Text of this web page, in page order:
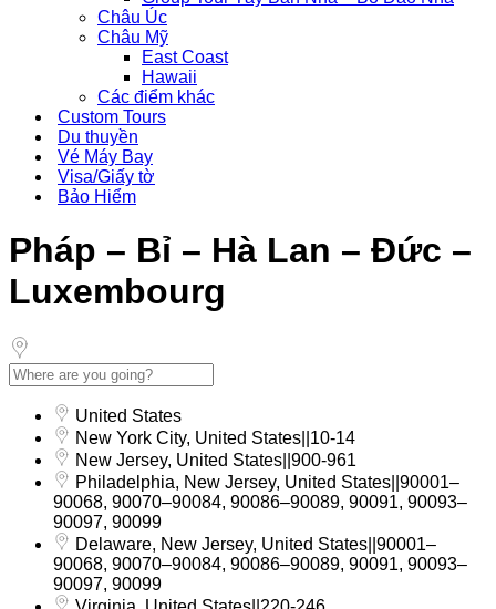
Châu Úc
Châu Mỹ
East Coast
Hawaii
Các điểm khác
Custom Tours
Du thuyền
Vé Máy Bay
Visa/Giấy tờ
Bảo Hiểm
Pháp – Bỉ – Hà Lan – Đức –
Luxembourg
United States
New York City, United States||10-14
New Jersey, United States||900-961
Philadelphia, New Jersey, United States||90001–
90068, 90070–90084, 90086–90089, 90091, 90093–
90097, 90099
Delaware, New Jersey, United States||90001–
90068, 90070–90084, 90086–90089, 90091, 90093–
90097, 90099